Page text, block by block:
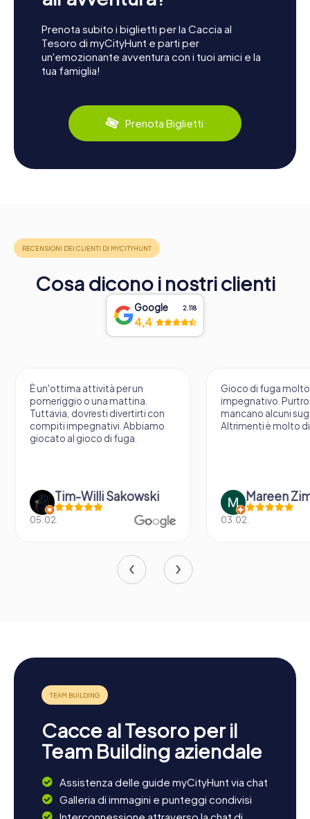
Prenota subito i biglietti per la Caccia al
Tesoro di myCityHunt e parti per
un'emozionante avventura con i tuoi amici e la
tua famiglia!
Prenota Biglietti
Cosa dicono i nostri clienti
Google 2.118
4,4
È un'ottima attività per un
pomeriggio o una mattina.
Tuttavia, dovresti divertirti con
compiti impegnativi. Abbiamo
giocato al gioco di fuga.
Tim-Willi Sakowski
05.02.
Gioco di fuga molto
impegnativo.
mancano alcuni
Altrimenti è molto
Mareen
03.02.
Cacce al Tesoro per il
Team Building aziendale
Assistenza delle guide myCityHunt via chat
Galleria di immagini e punteggi condivisi